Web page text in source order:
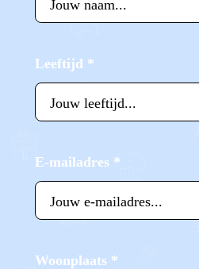
Leeftijd *
E-mailadres *
Woonplaats *